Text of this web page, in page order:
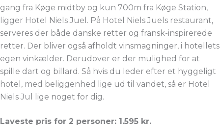
gang fra Køge midtby og kun 700m fra Køge Station,
ligger Hotel Niels Juel. På Hotel Niels Juels restaurant,
serveres der både danske retter og fransk-inspirerede
retter. Der bliver også afholdt vinsmagninger, i hotellets
egen vinkælder. Derudover er der mulighed for at
spille dart og billard. Så hvis du leder efter et hyggeligt
hotel, med beliggenhed lige ud til vandet, så er Hotel
Niels Jul lige noget for dig.
Laveste pris for 2 personer: 1.595 kr.